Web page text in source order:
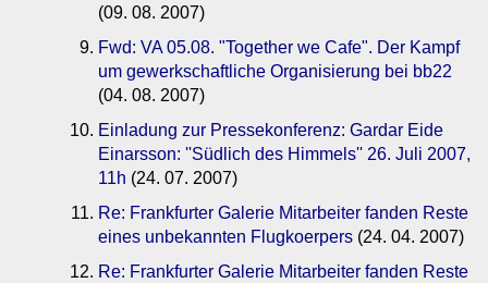
(09. 08. 2007)
Fwd: VA 05.08. "Together we Cafe". Der Kampf
um gewerkschaftliche Organisierung bei bb22
(04. 08. 2007)
Einladung zur Pressekonferenz: Gardar Eide
Einarsson: ''Südlich des Himmels'' 26. Juli 2007,
11h (24. 07. 2007)
Re: Frankfurter Galerie Mitarbeiter fanden Reste
eines unbekannten Flugkoerpers (24. 04. 2007)
Re: Frankfurter Galerie Mitarbeiter fanden Reste